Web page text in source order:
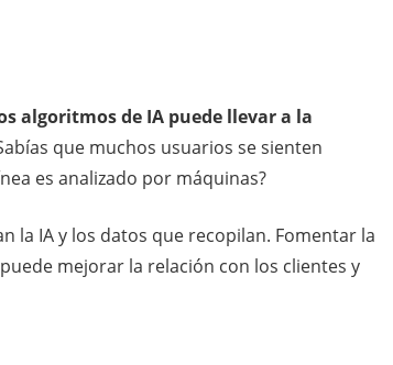
algoritmos de IA puede llevar a la
que muchos usuarios se sienten
es analizado por máquinas?
la IA y los datos que recopilan. Fomentar la
mejorar la relación con los clientes y